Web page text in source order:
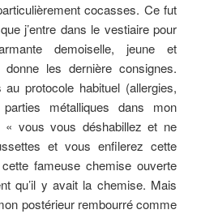
cocasses. Ce fut
j’entre dans le vestiaire pour
demoiselle, jeune et
les dernière consignes.
protocole habituel (allergies,
métalliques dans mon
vous vous déshabillez et ne
et vous enfilerez cette
fameuse chemise ouverte
qu’il y avait la chemise. Mais
postérieur rembourré comme